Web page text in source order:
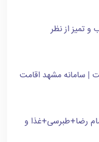
تمیز از نظر
| سامانه مشهد اقامت
رضا+طبرسی+غذا و